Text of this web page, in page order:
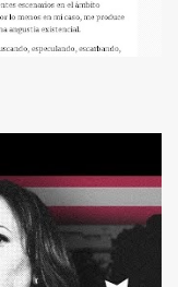
ME
NO LOS DI Y
DE PREMIACION DE
YO YA LLAME A